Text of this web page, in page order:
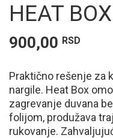
HEAT BOX
900,00 RSD
Praktično rešenje za
nargile. Heat Box
zagrevanje duvana
folijom, produžava
rukovanje.